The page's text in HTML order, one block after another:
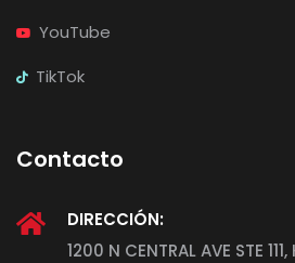
YouTube
TikTok
Contacto
DIRECCIÓN:
1200 N CENTRAL AVE STE